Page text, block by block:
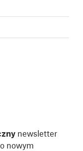
newsletter
nowym